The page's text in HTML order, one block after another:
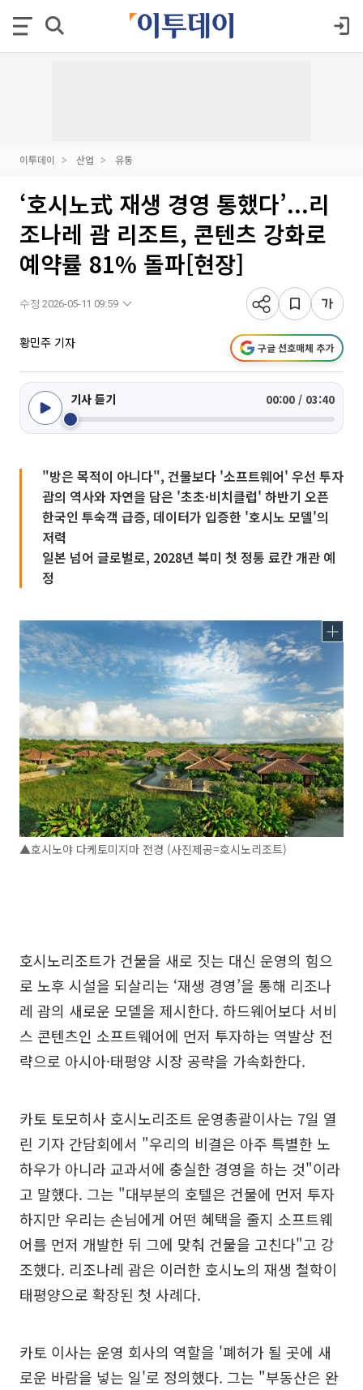
이투데이 산업 유통
‘호시노式 재생 경영 통했다’...리
조나레 괌 리조트, 콘텐츠 강화로
예약률 81% 돌파[현장]
수정 2026-05-11 09:59
황민주 기자 구글 선호매체 추가
기사 듣기 00:00 / 03:40
"방은 목적이 아니다", 건물보다 '소프트웨어' 우선 투자
괌의 역사와 자연을 담은 '초초·비치클럽' 하반기 오픈
한국인 투숙객 급증, 데이터가 입증한 '호시노 모델'의
저력
일본 넘어 글로벌로, 2028년 북미 첫 정통 료칸 개관 예
정
▲호시노야 다케토미지마 전경 (사진제공=호시노리조트)
호시노리조트가 건물을 새로 짓는 대신 운영의 힘으
로 노후 시설을 되살리는 ‘재생 경영’을 통해 리조나
레 괌의 새로운 모델을 제시한다. 하드웨어보다 서비
스 콘텐츠인 소프트웨어에 먼저 투자하는 역발상 전
략으로 아시아·태평양 시장 공략을 가속화한다.
카토 토모히사 호시노리조트 운영총괄이사는 7일 열
린 기자 간담회에서 "우리의 비결은 아주 특별한 노
하우가 아니라 교과서에 충실한 경영을 하는 것"이라
고 말했다. 그는 "대부분의 호텔은 건물에 먼저 투자
하지만 우리는 손님에게 어떤 혜택을 줄지 소프트웨
어를 먼저 개발한 뒤 그에 맞춰 건물을 고친다"고 강
조했다. 리조나레 괌은 이러한 호시노의 재생 철학이
태평양으로 확장된 첫 사례다.
카토 이사는 운영 회사의 역할을 '폐허가 될 곳에 새
로운 바람을 넣는 일'로 정의했다. 그는 "부동산은 완